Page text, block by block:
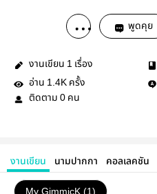
พูดคุย
งานเขียน 1 เรื่อง
อ่าน 1.4K ครั้ง
ติดตาม 0 คน
งานเขียน นามปากกา คอลเลคชัน
My GimmicK (1)